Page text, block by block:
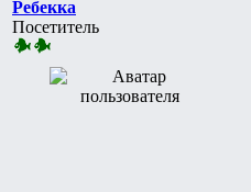
Ребекка
Посетитель